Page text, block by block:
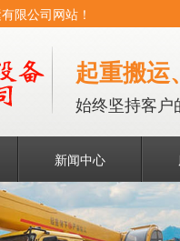
限公司网站！
起重搬运
始终坚持客户
新闻中心